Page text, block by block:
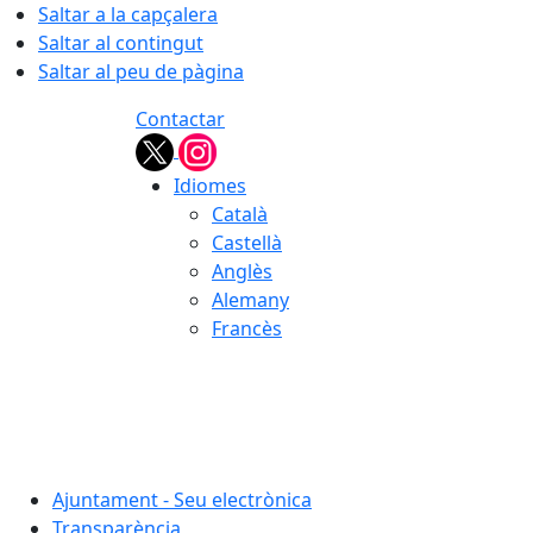
Saltar a la capçalera
Saltar al contingut
Saltar al peu de pàgina
Contactar
Idiomes
Català
Castellà
Anglès
Alemany
Francès
Ajuntament - Seu electrònica